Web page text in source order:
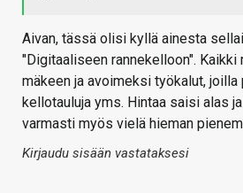
Aivan, tässä olisi kyllä ainesta
"Digitaaliseen rannekelloon".
mäkeen ja avoimeksi työkalut,
kellotauluja yms. Hintaa saisi alas
varmasti myös vielä hieman
Kirjaudu sisään vastataksesi